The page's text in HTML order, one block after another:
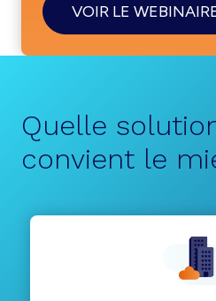
VOIR LE
Quelle
convient le